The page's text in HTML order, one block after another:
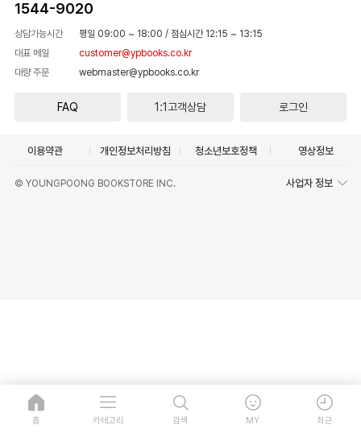
1544-9020
상담가능시간 평일 09:00 ~ 18:00 / 점심시간 12:15 ~ 13:15
대표 메일
customer@ypbooks.co.kr
대량 주문
webmaster@ypbooks.co.kr
FAQ 1:1고객상담 로그인
이용약관 개인정보처리방침 청소년보호정책 영상정보
© YOUNGPOONG BOOKSTORE INC. 사업자 정보
홈 카테고리 검색 MY 최근